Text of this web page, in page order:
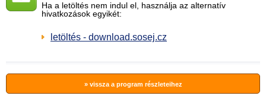
Ha a letöltés nem indul el, használja az alternatív
hivatkozások egyikét:
letöltés - download.sosej.cz
» vissza a program részleteihez